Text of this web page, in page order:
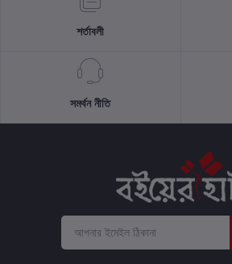
শর্তাবলী
সমর্থন নীতি